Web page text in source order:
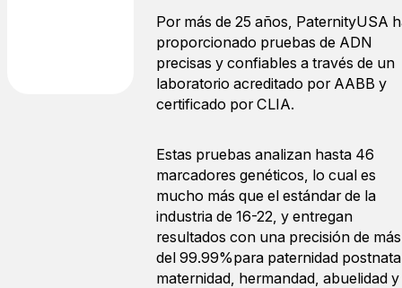
Por más de 25 años, PaternityUSA
proporcionado pruebas de ADN
precisas y confiables a través de un
laboratorio acreditado por AABB y
certificado por CLIA.
Estas pruebas analizan hasta 46
marcadores genéticos, lo cual es
mucho más que el estándar de la
industria de 16-22, y entregan
resultados con una precisión de más
del 99.99%para paternidad
maternidad, hermandad, abuelidad y